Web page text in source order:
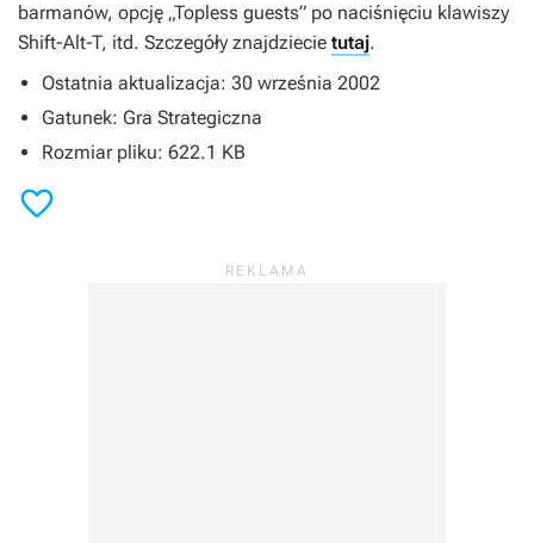
barmanów, opcję „Topless guests” po naciśnięciu klawiszy
Shift-Alt-T, itd. Szczegóły znajdziecie tutaj.
Ostatnia aktualizacja: 30 września 2002
Gatunek: Gra Strategiczna
Rozmiar pliku: 622.1 KB
